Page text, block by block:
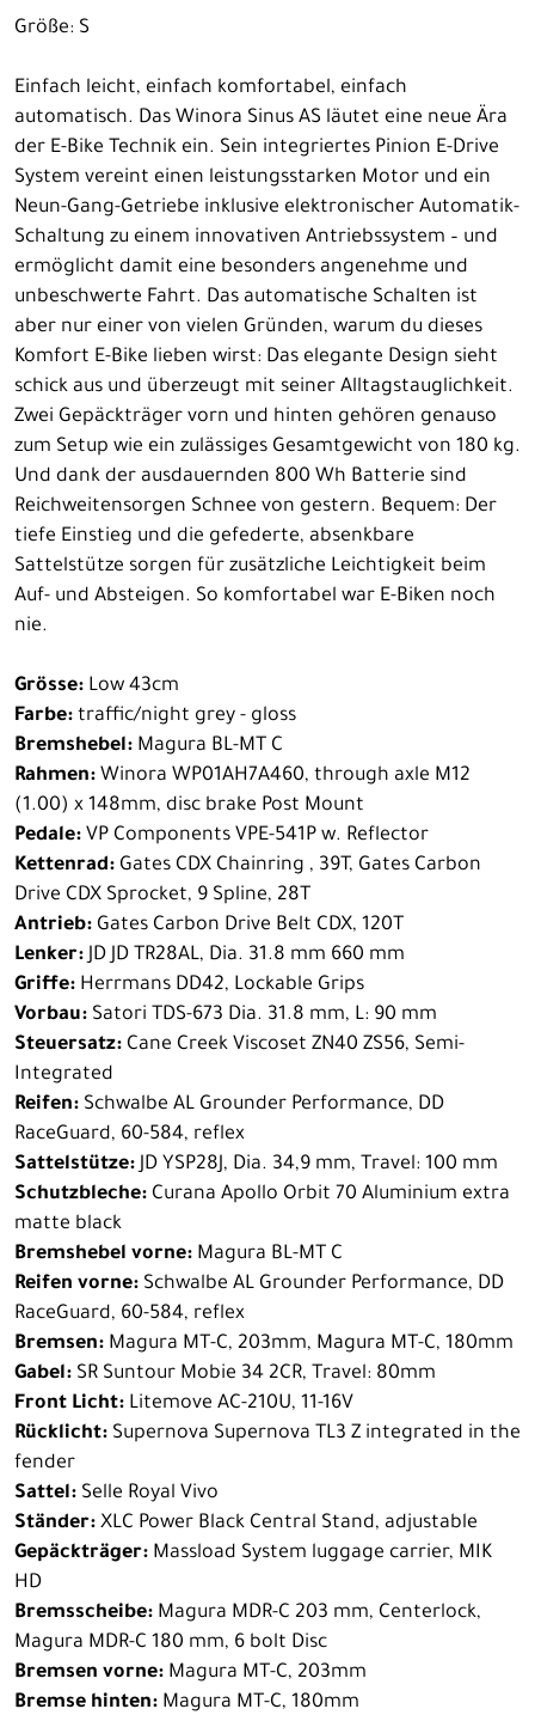
Größe: S
Einfach leicht, einfach komfortabel, einfach
automatisch. Das Winora Sinus AS läutet eine neue Ära
der E-Bike Technik ein. Sein integriertes Pinion E-Drive
System vereint einen leistungsstarken Motor und ein
Neun-Gang-Getriebe inklusive elektronischer Automatik-
Schaltung zu einem innovativen Antriebssystem – und
ermöglicht damit eine besonders angenehme und
unbeschwerte Fahrt. Das automatische Schalten ist
aber nur einer von vielen Gründen, warum du dieses
Komfort E-Bike lieben wirst: Das elegante Design sieht
schick aus und überzeugt mit seiner Alltagstauglichkeit.
Zwei Gepäckträger vorn und hinten gehören genauso
zum Setup wie ein zulässiges Gesamtgewicht von 180 kg.
Und dank der ausdauernden 800 Wh Batterie sind
Reichweitensorgen Schnee von gestern. Bequem: Der
tiefe Einstieg und die gefederte, absenkbare
Sattelstütze sorgen für zusätzliche Leichtigkeit beim
Auf- und Absteigen. So komfortabel war E-Biken noch
nie.
Grösse: Low 43cm
Farbe: traffic/night grey - gloss
Bremshebel: Magura BL-MT C
Rahmen: Winora WP01AH7A460, through axle M12
(1.00) x 148mm, disc brake Post Mount
Pedale: VP Components VPE-541P w. Reflector
Kettenrad: Gates CDX Chainring , 39T, Gates Carbon
Drive CDX Sprocket, 9 Spline, 28T
Antrieb: Gates Carbon Drive Belt CDX, 120T
Lenker:JD JD TR28AL, Dia. 31.8 mm 660 mm
Griffe: Herrmans DD42, Lockable Grips
Vorbau: Satori TDS-673 Dia. 31.8 mm, L: 90 mm
Steuersatz: Cane Creek Viscoset ZN40 ZS56, Semi-
Integrated
Reifen: Schwalbe AL Grounder Performance, DD
RaceGuard, 60-584, reflex
Sattelstütze:JD YSP28J, Dia. 34,9 mm, Travel: 100 mm
Schutzbleche: Curana Apollo Orbit 70 Aluminium extra
matte black
Bremshebel vorne: Magura BL-MT C
Reifen vorne: Schwalbe AL Grounder Performance, DD
RaceGuard, 60-584, reflex
Bremsen: Magura MT-C, 203mm, Magura MT-C, 180mm
Gabel: SR Suntour Mobie 34 2CR, Travel: 80mm
Front Licht: Litemove AC-210U, 11-16V
Rücklicht: Supernova Supernova TL3 Z integrated in the
fender
Sattel: Selle Royal Vivo
Ständer: XLC Power Black Central Stand, adjustable
Gepäckträger: Massload System luggage carrier, MIK
HD
Bremsscheibe: Magura MDR-C 203 mm, Centerlock,
Magura MDR-C 180 mm, 6 bolt Disc
Bremsen vorne: Magura MT-C, 203mm
Bremse hinten: Magura MT-C, 180mm